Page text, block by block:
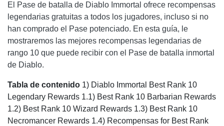
El Pase de batalla de Diablo Immortal ofrece recompensas
legendarias gratuitas a todos los jugadores, incluso si no
han comprado el Pase potenciado. En esta guía, le
mostraremos las mejores recompensas legendarias de
rango 10 que puede recibir con el Pase de batalla inmortal
de Diablo.
Tabla de contenido 1) Diablo Immortal Best Rank 10
Legendary Rewards 1.1) Best Rank 10 Barbarian Rewards
1.2) Best Rank 10 Wizard Rewards 1.3) Best Rank 10
Necromancer Rewards 1.4) Recompensas for Best Rank